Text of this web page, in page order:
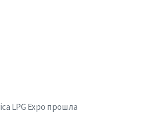
LPG Expo прошла